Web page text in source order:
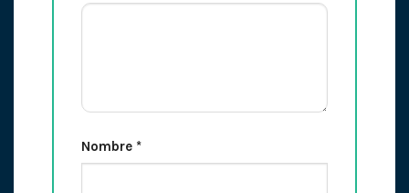
Nombre *